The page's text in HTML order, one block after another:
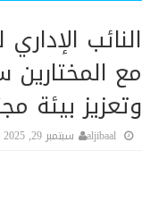
النائب
مع
وتعزيز بيئة
aljibaal سبتمبر 29, 2025